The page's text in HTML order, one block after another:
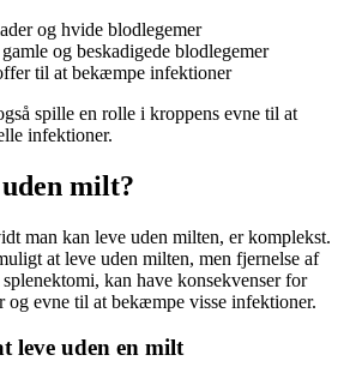
og hvide blodlegemer
og beskadigede blodlegemer
til at bekæmpe infektioner
spille en rolle i kroppens evne til at
infektioner.
milt?
man kan leve uden milten, er komplekst.
at leve uden milten, men fjernelse af
kan have konsekvenser for
og evne til at bekæmpe visse infektioner.
leve uden en milt